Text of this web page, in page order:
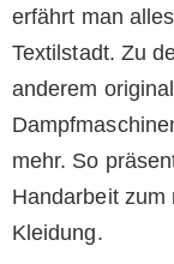
erfährt man
Textilstadt. Zu
anderem
mehr. So
Handarbeit zum
Kleidung.